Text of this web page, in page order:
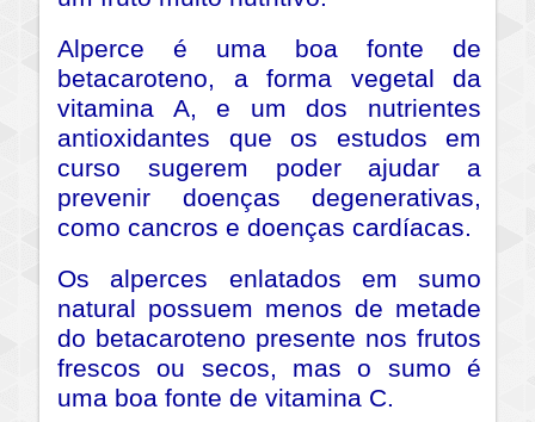
Alperce é uma boa fonte de
betacaroteno, a forma vegetal da
vitamina A, e um dos nutrientes
antioxidantes que os estudos em
curso sugerem poder ajudar a
prevenir doenças degenerativas,
como cancros e doenças cardíacas.
Os alperces enlatados em sumo
natural possuem menos de metade
do betacaroteno presente nos frutos
frescos ou secos, mas o sumo é
uma boa fonte de vitamina C.